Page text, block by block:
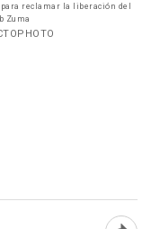
reclamar la liberación del
Zuma